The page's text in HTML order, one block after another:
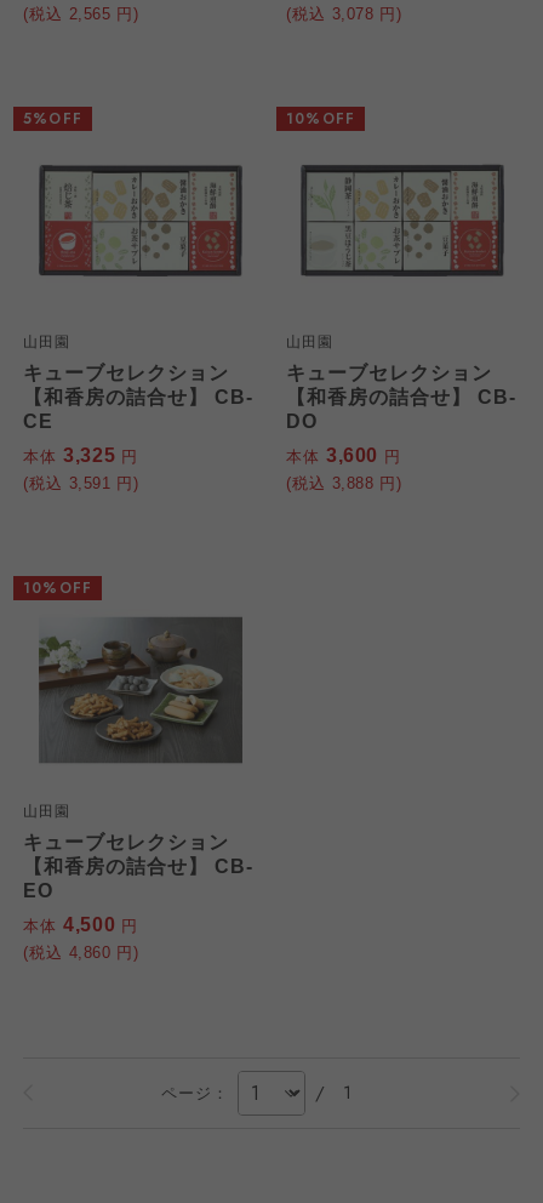
(税込 2,565 円)
(税込 3,078 円)
山田園
キューブセレクション
【和香房の詰合せ】 CB-
CE
本体 3,325 円
(税込 3,591 円)
5%OFF
山田園
キューブセレクション
【和香房の詰合せ】 CB-
DO
本体 3,600 円
(税込 3,888 円)
10%OFF
山田園
キューブセレクション
【和香房の詰合せ】 CB-
EO
本体 4,500 円
(税込 4,860 円)
10%OFF
ページ： / 1